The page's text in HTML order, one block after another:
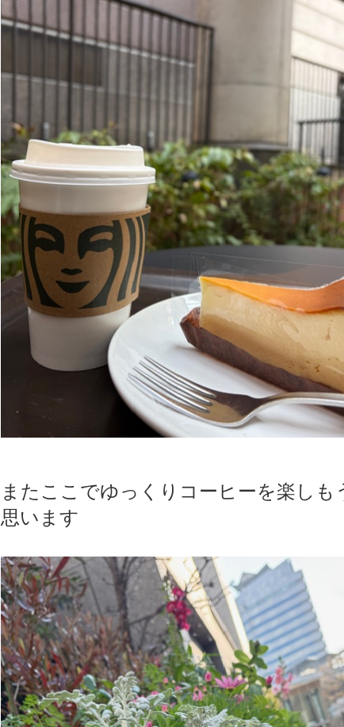
またここでゆっくりコーヒーを楽しも
思います